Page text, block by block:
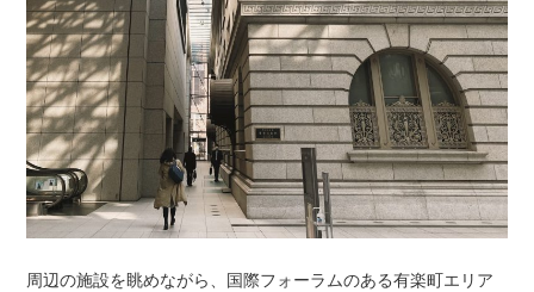
周辺の施設を眺めながら、国際フォーラムのある有楽町エリア